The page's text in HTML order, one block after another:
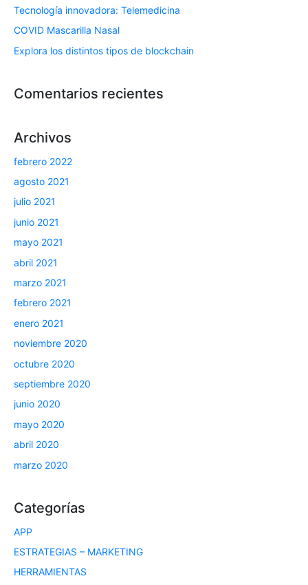
Tecnología innovadora: Telemedicina
COVID Mascarilla Nasal
Explora los distintos tipos de blockchain
Comentarios recientes
Archivos
febrero 2022
agosto 2021
julio 2021
junio 2021
mayo 2021
abril 2021
marzo 2021
febrero 2021
enero 2021
noviembre 2020
octubre 2020
septiembre 2020
junio 2020
mayo 2020
abril 2020
marzo 2020
Categorías
APP
ESTRATEGIAS – MARKETING
HERRAMIENTAS